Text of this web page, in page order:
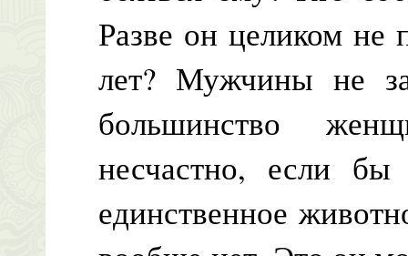
Разве он целиком не
лет? Мужчины не
большинство
несчастно, если
единственное